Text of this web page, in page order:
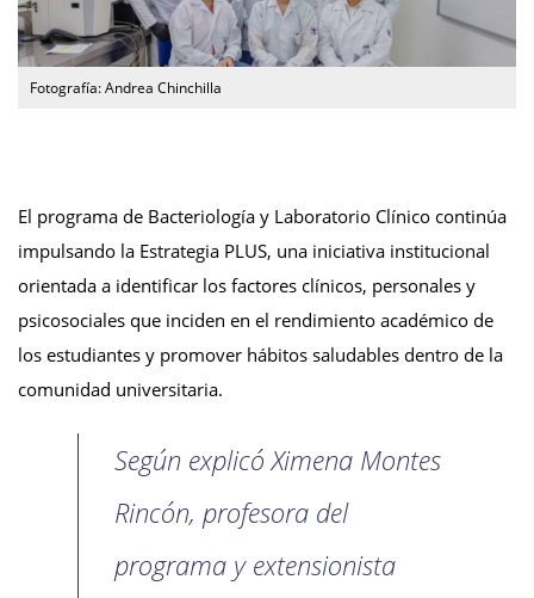
Fotografía: Andrea Chinchilla
El programa de Bacteriología y Laboratorio Clínico continúa
impulsando la Estrategia PLUS, una iniciativa institucional
orientada a identificar los factores clínicos, personales y
psicosociales que inciden en el rendimiento académico de
los estudiantes y promover hábitos saludables dentro de la
comunidad universitaria.
Según explicó Ximena Montes
Rincón, profesora del
programa y extensionista